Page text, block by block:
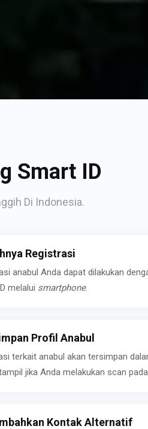
Smart ID
Di Indonesia.
Registrasi
anabul Anda dapat dilakukan
melalui smartphone.
Profil Anabul
terkait anabul akan tersimpan
jika Anda melakukan scan
Kontak Alternatif